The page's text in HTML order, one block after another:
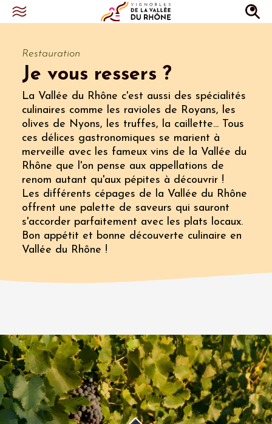
Restauration
Je vous ressers ?
La Vallée du Rhône c'est aussi des spécialités
culinaires comme les ravioles de Royans, les
olives de Nyons, les truffes, la caillette... Tous
ces délices gastronomiques se marient à
merveille avec les fameux vins de la Vallée du
Rhône que l'on pense aux appellations de
renom autant qu'aux pépites à découvrir !
Les différents cépages de la Vallée du Rhône
offrent une palette de saveurs qui sauront
s'accorder parfaitement avec les plats locaux.
Bon appétit et bonne découverte culinaire en
Vallée du Rhône !